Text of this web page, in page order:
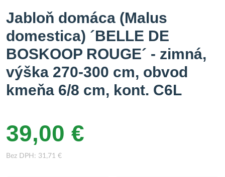
Jabloň domáca (Malus
domestica) ´BELLE DE
BOSKOOP ROUGE´ - zimná,
výška 270-300 cm, obvod
kmeňa 6/8 cm, kont. C6L
39,00 €
Bez DPH: 31,71 €